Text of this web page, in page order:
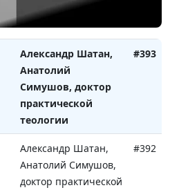
доктор практической
теологии
Александр Шатан,
Анатолий
Симушов, доктор
практической
теологии
#393
Александр Шатан,
Анатолий Симушов,
доктор практической
#392